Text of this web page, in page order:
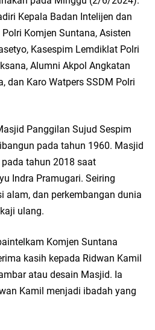
Riduan Sampaikan Doa dan Harapan di
Tahun Hijriah, Teguhkan Optimisme
Rizky di Desa Cibitung Wetan: Serap
dan LBH Perkuat Soliditas di
Cegah Stunting, Perkuat Gizi Balita
Kepala Badan Intelijen dan
Komjen Suntana, Asisten
Kasespim Lemdiklat Polri
Alumni Akpol Angkatan
dan Karo Watpers SSDM Polri
Panggilan Sujud Sespim
pada tahun 1960. Masjid
tahun 2018 saat
Indra Pramugari. Seiring
alam, dan perkembangan dunia
ulang.
Komjen Suntana
kasih kepada Ridwan Kamil
atau desain Masjid. Ia
Kamil menjadi ibadah yang